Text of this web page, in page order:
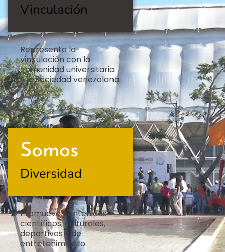
Vinculación
Representa la
vinculación con la
comunidad universitaria
y la sociedad venezolana.
Somos
Diversidad
Promueve contenidos
científicos, culturales,
deportivos y de
entretenimiento.